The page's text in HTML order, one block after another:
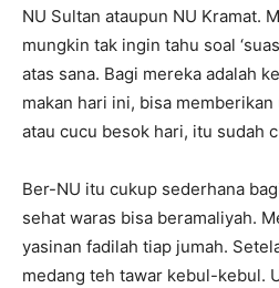
NU Sultan ataupun NU Kramat.
mungkin tak ingin tahu soal
atas sana. Bagi mereka adalah
makan hari ini, bisa
atau cucu besok hari, itu sudah
Ber-NU itu cukup sederhana
sehat waras bisa beramaliyah.
yasinan fadilah tiap jumah.
medang teh tawar kebul-kebul.